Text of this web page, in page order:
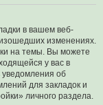
в вашем веб-
изменениях.
на темы. Вы можете
у вас в
уведомления об
для закладок и
личного раздела.